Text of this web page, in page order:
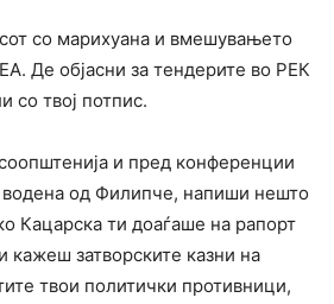
со марихуана и вмешувањето
Де објасни за тендерите во РЕК
со твој потпис.
и пред конференции
од Филипче, напиши нешто
Кацарска ти доаѓаше на рапорт
кажеш затворските казни на
твои политички противници,